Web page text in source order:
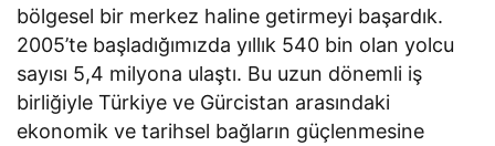
bölgesel bir merkez haline getirmeyi başardık.
2005’te başladığımızda yıllık 540 bin olan yolcu
sayısı 5,4 milyona ulaştı. Bu uzun dönemli iş
birliğiyle Türkiye ve Gürcistan arasındaki
ekonomik ve tarihsel bağların güçlenmesine